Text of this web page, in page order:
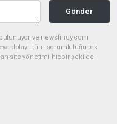
Gönder
ve newsfindy.com
dolaylı tüm sorumluluğu tek
site yönetimi hiçbir şekilde